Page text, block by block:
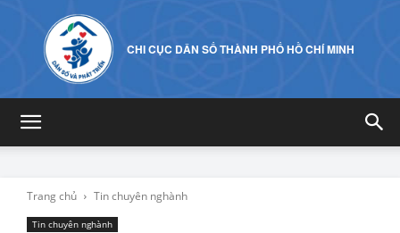
CHI CỤC DÂN SỐ THÀNH PHỐ HỒ CHÍ MINH
Trang chủ Tin chuyên nghành
Tin chuyên nghành